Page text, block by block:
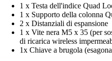
1 x Testa dell'indice Quad
1 x Supporto della colonna
2 x Distanziali di espansione
1 x Vite nera M5 x 35 (per
di ricarica wireless
1x Chiave a brugola